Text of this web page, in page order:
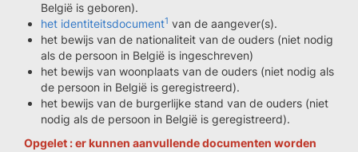
België is geboren).
het identiteitsdocument1 van de aangever(s).
het bewijs van de nationaliteit van de ouders (niet nodig
als de persoon in België is ingeschreven)
het bewijs van woonplaats van de ouders (niet nodig als
de persoon in België is geregistreerd).
het bewijs van de burgerlijke stand van de ouders (niet
nodig als de persoon in België is geregistreerd).
Opgelet : er kunnen aanvullende documenten worden